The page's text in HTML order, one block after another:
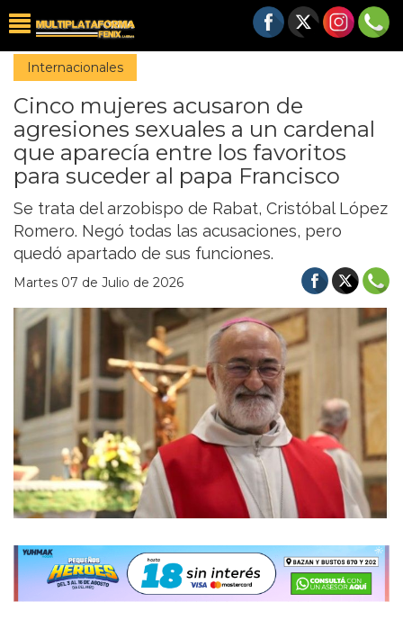
Internacionales
Cinco mujeres acusaron de
agresiones sexuales a un cardenal
que aparecía entre los favoritos
para suceder al papa Francisco
Se trata del arzobispo de Rabat, Cristóbal López
Romero. Negó todas las acusaciones, pero
quedó apartado de sus funciones.
Martes 07 de Julio de 2026